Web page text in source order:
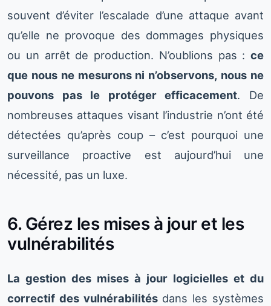
souvent d’éviter l’escalade d’une attaque avant
qu’elle ne provoque des dommages physiques
ou un arrêt de production. N’oublions pas : ce
que nous ne mesurons ni n’observons, nous ne
pouvons pas le protéger efficacement. De
nombreuses attaques visant l’industrie n’ont été
détectées qu’après coup – c’est pourquoi une
surveillance proactive est aujourd’hui une
nécessité, pas un luxe.
6. Gérez les mises à jour et les
vulnérabilités
La gestion des mises à jour logicielles et du
correctif des vulnérabilitésdans les systèmes